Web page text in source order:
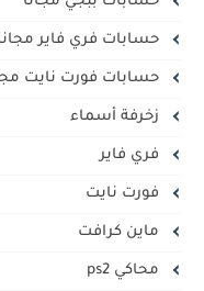
حسابات فري فاير مجانا
حسابات فورت نايت مجانا
زخرفة أسماء
فري فاير
فورت نايت
ماين كرافت
محاكي ps2